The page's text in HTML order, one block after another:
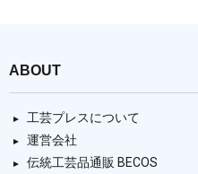
ABOUT
工芸プレスについて
運営会社
伝統工芸品通販 BECOS